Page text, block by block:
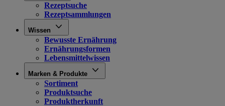
Rezeptsuche
Rezeptsammlungen
Wissen
Bewusste Ernährung
Ernährungsformen
Lebensmittelwissen
Marken & Produkte
Sortiment
Produktsuche
Produktherkunft